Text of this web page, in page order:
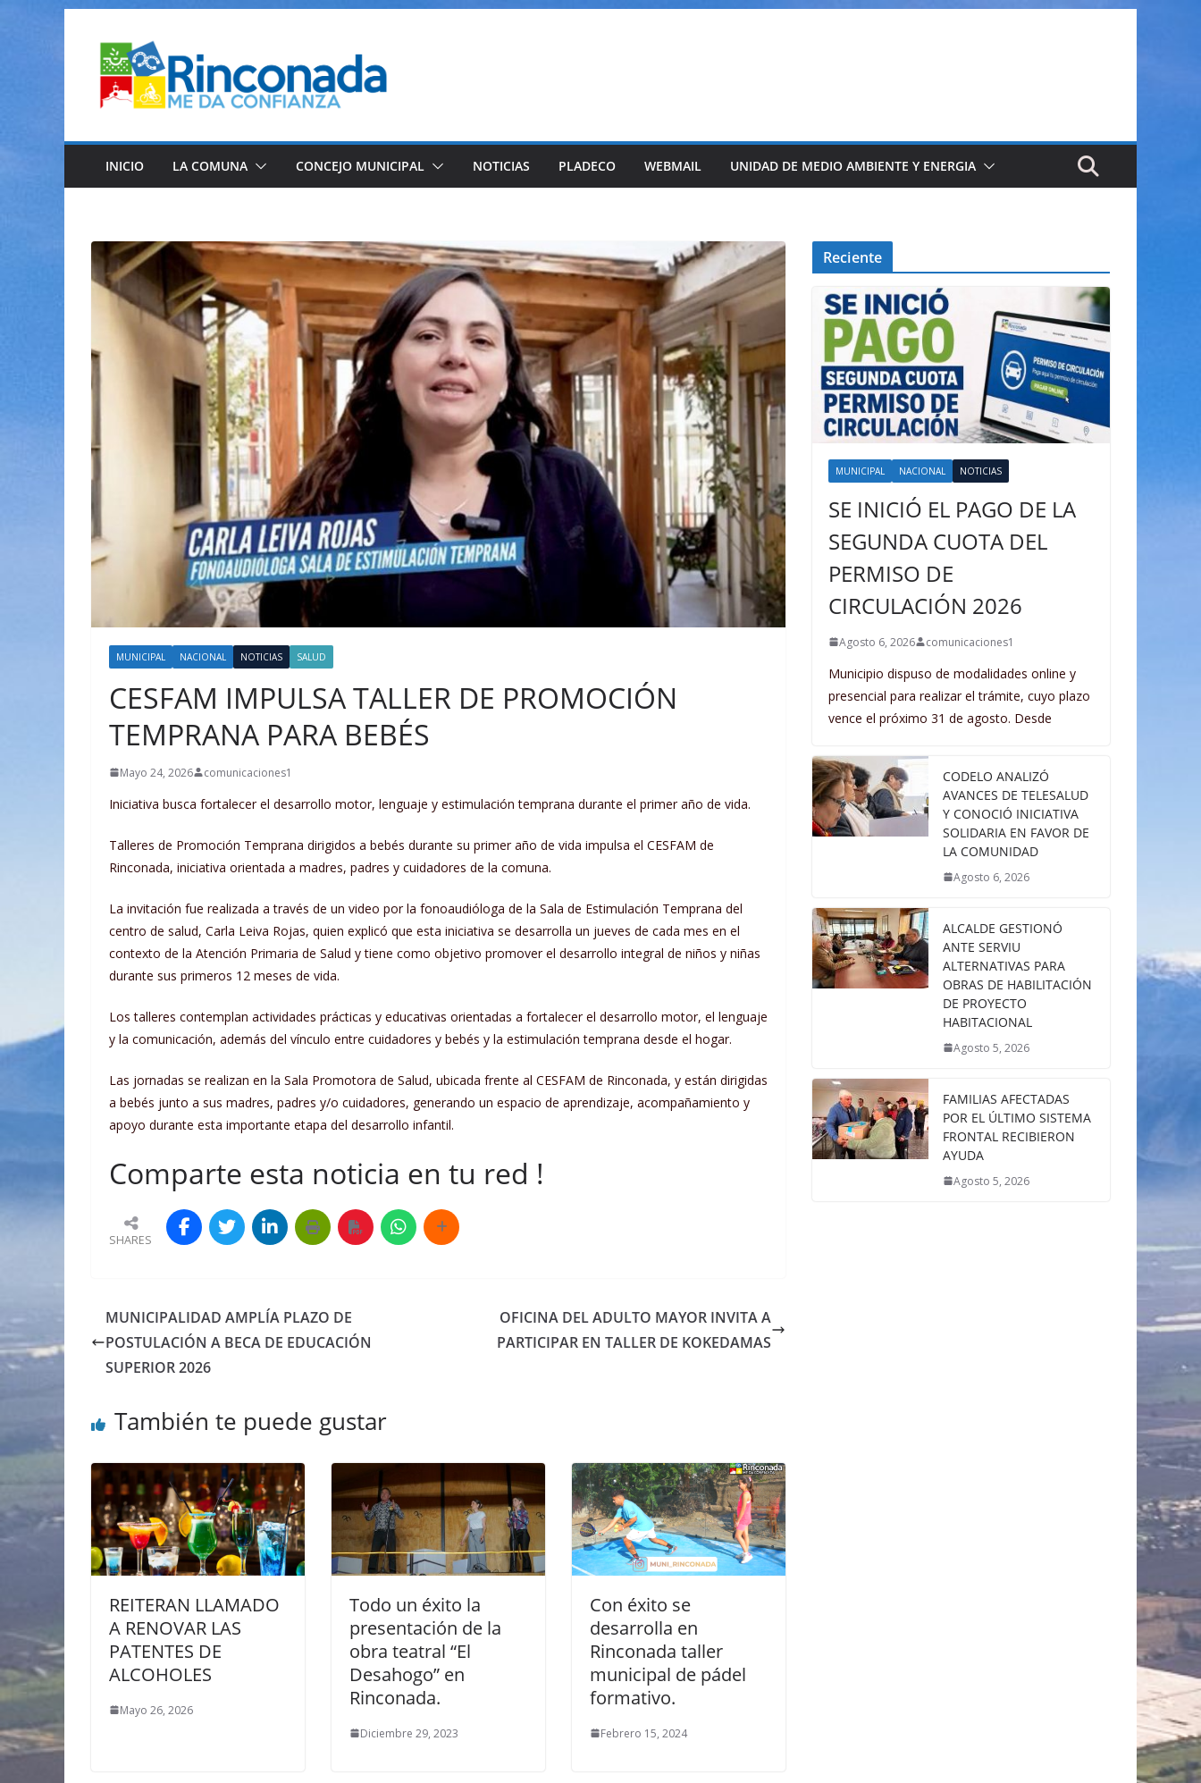
contenido
INICIO LA COMUNA CONCEJO MUNICIPAL NOTICIAS PLADECO WEBMAIL UNIDAD DE MEDIO AMBIENTE Y ENERGIA
MUNICIPAL NACIONAL NOTICIAS SALUD
CESFAM IMPULSA TALLER DE PROMOCIÓN
TEMPRANA PARA BEBÉS
Mayo 24, 2026 comunicaciones1
Iniciativa busca fortalecer el desarrollo motor, lenguaje y estimulación temprana durante el primer año de vida.
Talleres de Promoción Temprana dirigidos a bebés durante su primer año de vida impulsa el CESFAM de
Rinconada, iniciativa orientada a madres, padres y cuidadores de la comuna.
La invitación fue realizada a través de un video por la fonoaudióloga de la Sala de Estimulación Temprana del
centro de salud, Carla Leiva Rojas, quien explicó que esta iniciativa se desarrolla un jueves de cada mes en el
contexto de la Atención Primaria de Salud y tiene como objetivo promover el desarrollo integral de niños y niñas
durante sus primeros 12 meses de vida.
Los talleres contemplan actividades prácticas y educativas orientadas a fortalecer el desarrollo motor, el lenguaje
y la comunicación, además del vínculo entre cuidadores y bebés y la estimulación temprana desde el hogar.
Las jornadas se realizan en la Sala Promotora de Salud, ubicada frente al CESFAM de Rinconada, y están dirigidas
a bebés junto a sus madres, padres y/o cuidadores, generando un espacio de aprendizaje, acompañamiento y
apoyo durante esta importante etapa del desarrollo infantil.
Comparte esta noticia en tu red !
SHARES
MUNICIPALIDAD AMPLÍA PLAZO DE
POSTULACIÓN A BECA DE EDUCACIÓN
SUPERIOR 2026
OFICINA DEL ADULTO MAYOR INVITA A
PARTICIPAR EN TALLER DE KOKEDAMAS
También te puede gustar
REITERAN LLAMADO
A RENOVAR LAS
PATENTES DE
ALCOHOLES
Mayo 26, 2026
Todo un éxito la
presentación de la
obra teatral “El
Desahogo” en
Rinconada.
Diciembre 29, 2023
Con éxito se
desarrolla en
Rinconada taller
municipal de pádel
formativo.
Febrero 15, 2024
Reciente
MUNICIPAL NACIONAL NOTICIAS
SE INICIÓ EL PAGO DE LA
SEGUNDA CUOTA DEL
PERMISO DE
CIRCULACIÓN 2026
Agosto 6, 2026 comunicaciones1
Municipio dispuso de modalidades online y
presencial para realizar el trámite, cuyo plazo
vence el próximo 31 de agosto. Desde
CODELO ANALIZÓ
AVANCES DE TELESALUD
Y CONOCIÓ INICIATIVA
SOLIDARIA EN FAVOR DE
LA COMUNIDAD
Agosto 6, 2026
ALCALDE GESTIONÓ
ANTE SERVIU
ALTERNATIVAS PARA
OBRAS DE HABILITACIÓN
DE PROYECTO
HABITACIONAL
Agosto 5, 2026
FAMILIAS AFECTADAS
POR EL ÚLTIMO SISTEMA
FRONTAL RECIBIERON
AYUDA
Agosto 5, 2026